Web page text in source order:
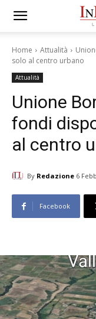
Home Attualità
solo al centro urbano
Attualità
Unione
fondi
al centro
By Redazione 6
Facebook